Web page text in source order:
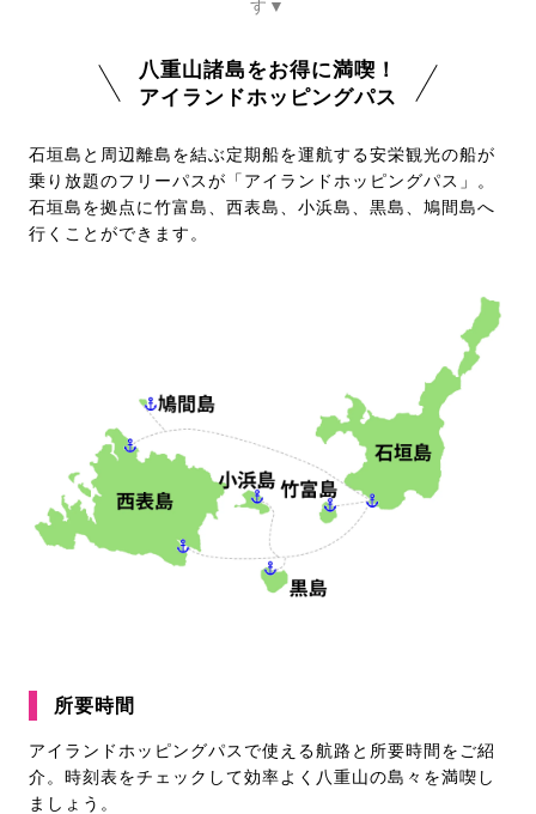
す▼
八重山諸島をお得に満喫！
アイランドホッピングパス
石垣島と周辺離島を結ぶ定期船を運航する安栄観光の船が
乗り放題のフリーパスが「アイランドホッピングパス」。
石垣島を拠点に竹富島、西表島、小浜島、黒島、鳩間島へ
行くことができます。
所要時間
アイランドホッピングパスで使える航路と所要時間をご紹
介。時刻表をチェックして効率よく八重山の島々を満喫し
ましょう。